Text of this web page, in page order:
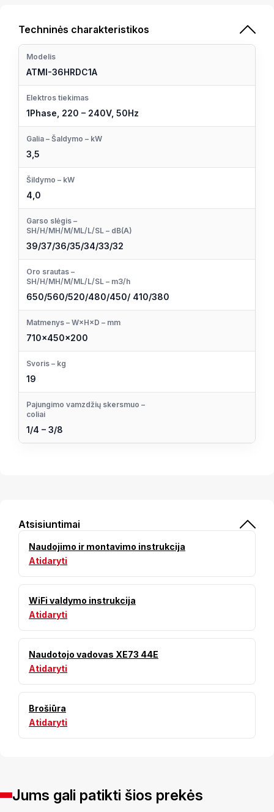
Techninės charakteristikos
Modelis
ATMI-36HRDC1A
Elektros tiekimas
1Phase, 220 – 240V, 50Hz
Galia – Šaldymo – kW
3,5
Šildymo – kW
4,0
Garso slėgis –
SH/H/MH/M/ML/L/SL – dB(A)
39/37/36/35/34/33/32
Oro srautas –
SH/H/MH/M/ML/L/SL – m3/h
650/560/520/480/450/ 410/380
Matmenys – W×H×D – mm
710×450×200
Svoris – kg
19
Pajungimo vamzdžių skersmuo –
coliai
1/4 – 3/8
Atsisiuntimai
Naudojimo ir montavimo instrukcija
Atidaryti
WiFi valdymo instrukcija
Atidaryti
Naudotojo vadovas XE73 44E
Atidaryti
Brošiūra
Atidaryti
Jums gali patikti šios prekės